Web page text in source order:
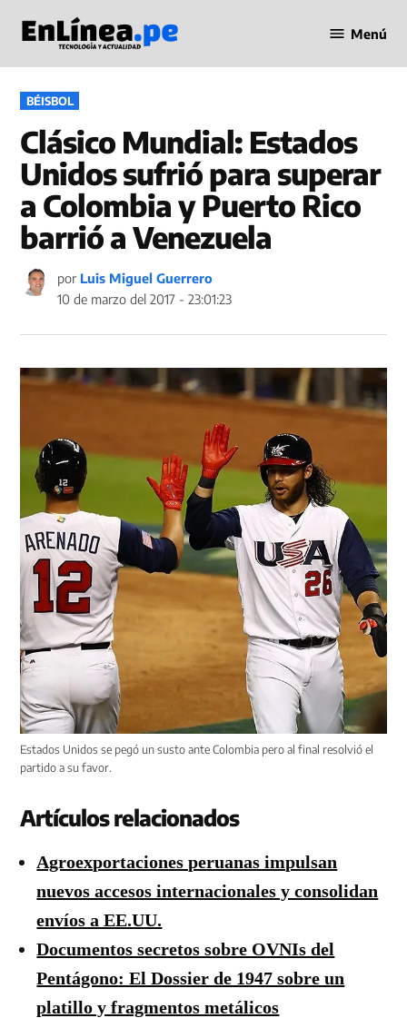
contenido
en Línea
Menú
PUBLICADO
EN
BÉISBOL
Clásico Mundial: Estados
Unidos sufrió para superar
a Colombia y Puerto Rico
barrió a Venezuela
por Luis Miguel Guerrero
10 de marzo del 2017 - 23:01:23
Estados Unidos se pegó un susto ante Colombia pero al final resolvió el
partido a su favor.
Artículos relacionados
Agroexportaciones peruanas impulsan
nuevos accesos internacionales y consolidan
envíos a EE.UU.
Documentos secretos sobre OVNIs del
Pentágono: El Dossier de 1947 sobre un
platillo y fragmentos metálicos